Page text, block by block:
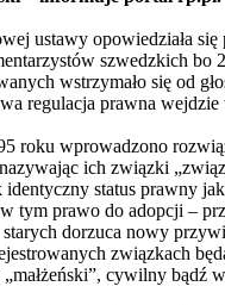
ustawy opowiedziała się
szwedzkich bo
wstrzymało się od
regulacja prawna wejdzie
roku wprowadzono
ich związki
identyczny status prawny jak
tym prawo do adopcji –
dorzuca nowy
związkach
cywilny bądź